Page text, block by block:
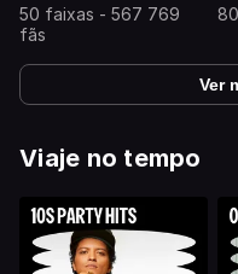
50 faixas - 567 769
fãs
Ver
Viaje no tempo